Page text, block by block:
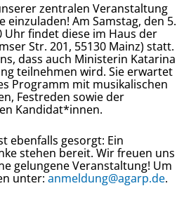
zentralen Veranstaltung
einzuladen! Am Samstag, den 5.
Uhr findet diese im Haus der
Str. 201, 55130 Mainz) statt.
dass auch Ministerin Katarina
teilnehmen wird. Sie erwartet
Programm mit musikalischen
Festreden sowie der
Kandidat*innen.
ebenfalls gesorgt: Ein
stehen bereit. Wir freuen uns
gelungene Veranstaltung! Um
unter: anmeldung@agarp.de.